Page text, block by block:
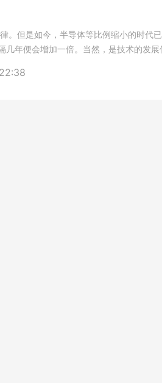
。但是如今，半导体等比例缩小的时
几年便会增加一倍。当然，是技术的发
的晶体管数量增加一倍，成本仅增加
投入非常大（每台EUV步进机将耗资1